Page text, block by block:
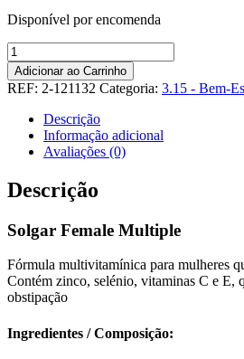
Disponível por encomenda
Quantidade
de
Solgar
Female
Multiple
Adicionar ao Carrinho
REF: 2-121132 Categoria: 3.15 - Bem-
Descrição
Informação adicional
Avaliações (0)
Descrição
Solgar Female Multiple
Fórmula multivitamínica para mulheres
Contém zinco, selénio, vitaminas C e E,
obstipação
Ingredientes / Composição: